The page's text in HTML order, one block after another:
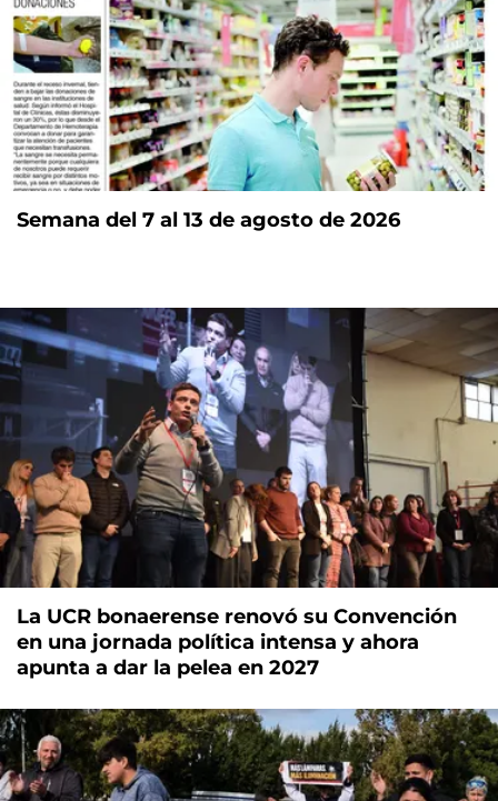
Semana del 7 al 13 de agosto de 2026
La UCR bonaerense renovó su Convención
en una jornada política intensa y ahora
apunta a dar la pelea en 2027